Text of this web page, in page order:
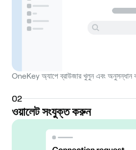
OneKey অ্যাপে ব্রাউজার খুলুন এবং
02
ওয়ালেট সংযুক্ত করুন